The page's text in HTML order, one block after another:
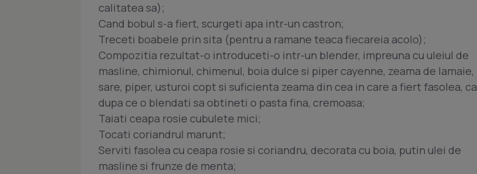
calitatea sa);
Cand bobul s-a fiert, scurgeti apa intr-un castron;
Treceti boabele prin sita (pentru a ramane teaca fiecareia acolo);
Compozitia rezultat-o introduceti-o intr-un blender, impreuna cu uleiul de
masline, chimionul, chimenul, boia dulce si piper cayenne, zeama de lamaie,
sare, piper, usturoi copt si suficienta zeama din cea in care a fiert fasolea, ca
dupa ce o blendati sa obtineti o pasta fina, cremoasa;
Taiati ceapa rosie cubulete mici;
Tocati coriandrul marunt;
Serviti fasolea cu ceapa rosie si coriandru, decorata cu boia, putin ulei de
masline si frunze de menta;